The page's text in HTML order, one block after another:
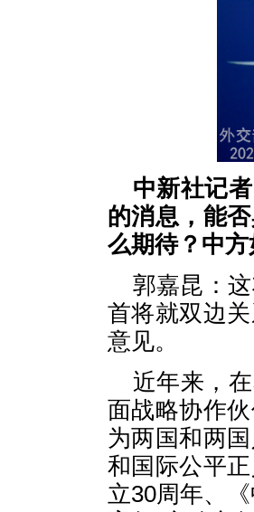
中新社记
的消息，能
么期待？中
郭嘉昆：
首将就双边
意见。
近年来，
面战略协作
为两国和两
和国际公平
立30周年、